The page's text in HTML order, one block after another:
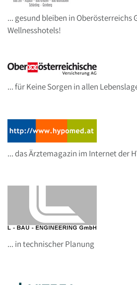
... gesund bleiben in Oberösterreichs
Wellnesshotels!
... für Keine Sorgen in allen
... das Ärztemagazin im Internet der
... in technischer Planung